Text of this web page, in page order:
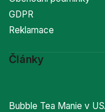
GDPR
Reklamace
Články
Bubble Tea Manie v